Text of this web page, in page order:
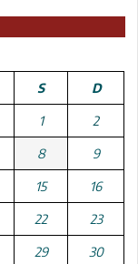
S D
1 2
8 9
15 16
22 23
29 30